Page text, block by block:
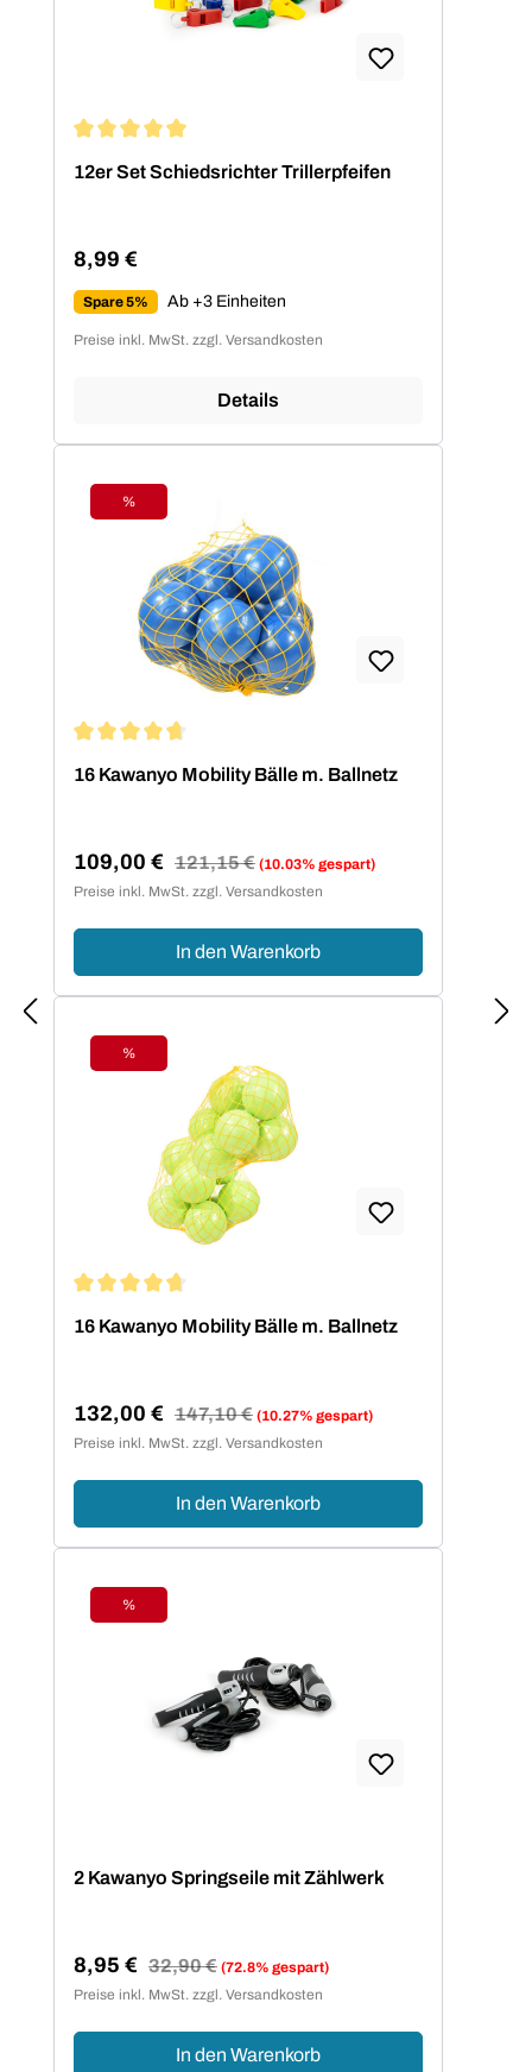
12er Set Schiedsrichter Trillerpfeifen
Regulärer Preis:
8,99 €
Spare 5% Ab +3 Einheiten
Preise inkl. MwSt. zzgl. Versandkosten
Details
Rabatt
%
16 Kawanyo Mobility Bälle m. Ballnetz
Verkaufspreis:
109,00 € Regulärer Preis:
121,15 € (10.03% gespart)
Preise inkl. MwSt. zzgl. Versandkosten
In den Warenkorb
Rabatt
%
16 Kawanyo Mobility Bälle m. Ballnetz
Verkaufspreis:
132,00 € Regulärer Preis:
147,10 € (10.27% gespart)
Preise inkl. MwSt. zzgl. Versandkosten
In den Warenkorb
Rabatt
%
2 Kawanyo Springseile mit Zählwerk
Verkaufspreis:
8,95 € Regulärer Preis:
32,90 € (72.8% gespart)
Preise inkl. MwSt. zzgl. Versandkosten
In den Warenkorb